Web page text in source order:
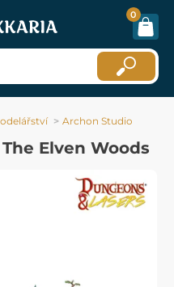
0
Archon Studio
Elven Woods